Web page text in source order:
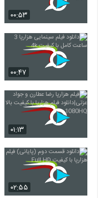
۰۰:۵۳
۰۰:۴۷
۰۱:۱۳
۰۲:۵۵